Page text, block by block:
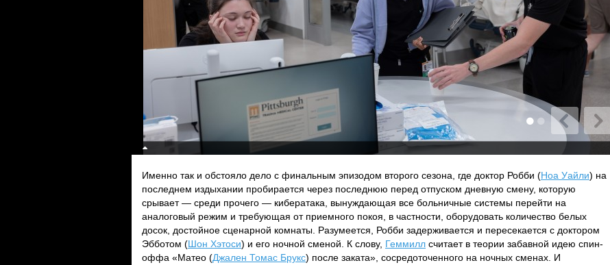
Именно так и обстояло дело с финальным эпизодом второго сезона, где доктор Робби (Ноа Уайли) на
последнем издыхании пробирается через последнюю перед отпуском дневную смену, которую
срывает — среди прочего — кибератака, вынуждающая все больничные системы перейти на
аналоговый режим и требующая от приемного покоя, в частности, оборудовать количество белых
досок, достойное сценарной комнаты. Разумеется, Робби задерживается и пересекается с доктором
Эбботом (Шон Хэтоси) и его ночной сменой. К слову, Геммилл считает в теории забавной идею спин-
оффа «Матео (Джален Томас Брукс) после заката», сосредоточенного на ночных сменах. И